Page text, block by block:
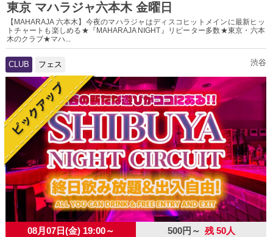
東京 マハラジャ六本木 金曜日
【MAHARAJA 六本木】今夜のマハラジャはディスコヒットメインに最新ヒッ
トチャートも楽しめる★『MAHARAJA NIGHT』リピーター多数★東京・六本
木のクラブ★マハ...
CLUB フェス 渋谷
08月07日(金) 19:00～ 500円～ 残 50人